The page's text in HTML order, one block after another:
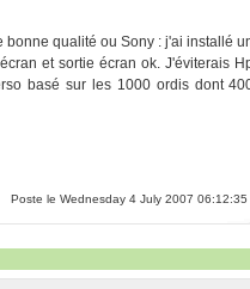
qualité ou Sony : j'ai installé
et sortie écran ok. J'éviterais
basé sur les 1000 ordis dont
Poste le Wednesday 4 July 2007 06:12:35